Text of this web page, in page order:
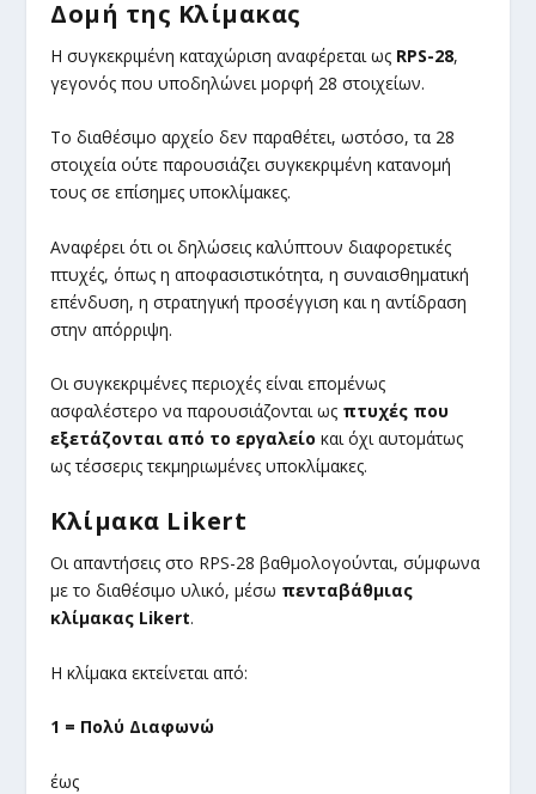
Δομή της Κλίμακας
Η συγκεκριμένη καταχώριση αναφέρεται ως RPS-28,
γεγονός που υποδηλώνει μορφή 28 στοιχείων.
Το διαθέσιμο αρχείο δεν παραθέτει, ωστόσο, τα 28
στοιχεία ούτε παρουσιάζει συγκεκριμένη κατανομή
τους σε επίσημες υποκλίμακες.
Αναφέρει ότι οι δηλώσεις καλύπτουν διαφορετικές
πτυχές, όπως η αποφασιστικότητα, η συναισθηματική
επένδυση, η στρατηγική προσέγγιση και η αντίδραση
στην απόρριψη.
Οι συγκεκριμένες περιοχές είναι επομένως
ασφαλέστερο να παρουσιάζονται ως πτυχές που
εξετάζονται από το εργαλείο και όχι αυτομάτως
ως τέσσερις τεκμηριωμένες υποκλίμακες.
Κλίμακα Likert
Οι απαντήσεις στο RPS-28 βαθμολογούνται, σύμφωνα
με το διαθέσιμο υλικό, μέσω πενταβάθμιας
κλίμακας Likert.
Η κλίμακα εκτείνεται από:
1 = Πολύ Διαφωνώ
έως